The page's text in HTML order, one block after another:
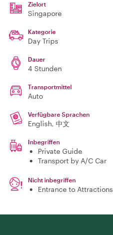
Zielort
Singapore
Kategorie
Day Trips
Dauer
4 Stunden
Transportmittel
Auto
Verfügbare Sprachen
English, 中文
Inbegriffen
Private Guide
Transport by A/C Car
Nicht inbegriffen
Entrance to Attractions